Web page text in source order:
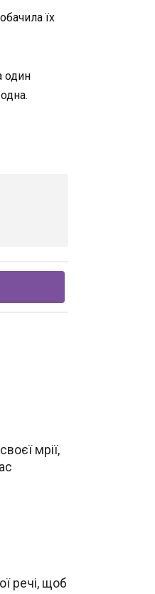
їх
один
мрії,
речі, щоб